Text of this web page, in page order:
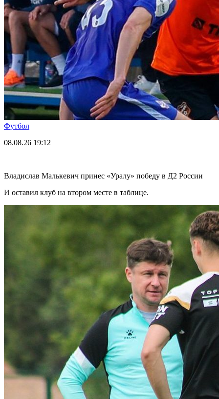
Футбол
08.08.26 19:12
Владислав Малькевич принес «Уралу» победу в Д2 России
И оставил клуб на втором месте в таблице.